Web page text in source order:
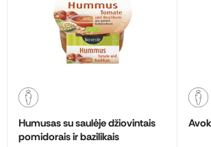
Humusas su saulėje džiovintais
pomidorais ir bazilikais